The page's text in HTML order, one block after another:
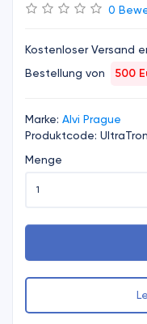
0
Kostenloser Versand
Bestellung von
500
Marke: Alvi Prague
Produktcode:
Menge